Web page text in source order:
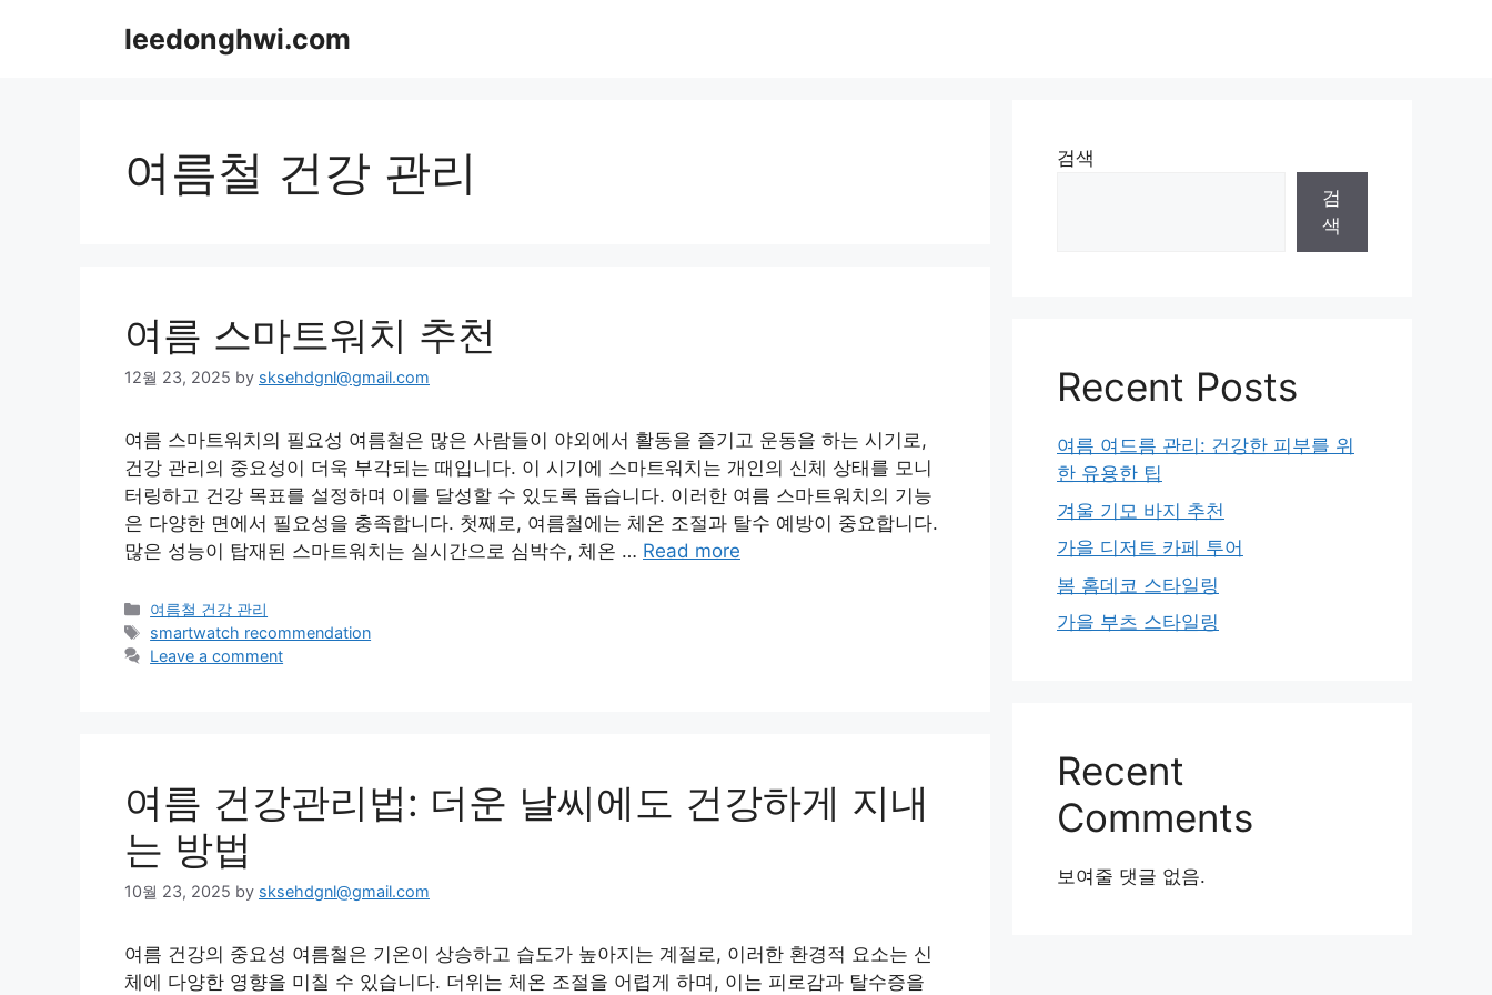
leedonghwi.com
여름철 건강 관리
여름 스마트워치 추천
12월 23, 2025 by sksehdgnl@gmail.com
여름 스마트워치의 필요성 여름철은 많은 사람들이 야외에서 활동을 즐기고 운동을 하는 시기로,
건강 관리의 중요성이 더욱 부각되는 때입니다. 이 시기에 스마트워치는 개인의 신체 상태를 모니
터링하고 건강 목표를 설정하며 이를 달성할 수 있도록 돕습니다. 이러한 여름 스마트워치의 기능
은 다양한 면에서 필요성을 충족합니다. 첫째로, 여름철에는 체온 조절과 탈수 예방이 중요합니다.
많은 성능이 탑재된 스마트워치는 실시간으로 심박수, 체온 … Read more
Categories
여름철 건강 관리
Tags
smartwatch recommendation
Leave a comment
여름 건강관리법: 더운 날씨에도 건강하게 지내
는 방법
10월 23, 2025 by sksehdgnl@gmail.com
여름 건강의 중요성 여름철은 기온이 상승하고 습도가 높아지는 계절로, 이러한 환경적 요소는 신
체에 다양한 영향을 미칠 수 있습니다. 더위는 체온 조절을 어렵게 하며, 이는 피로감과 탈수증을
검색
검
색
Recent Posts
여름 여드름 관리: 건강한 피부를 위
한 유용한 팁
겨울 기모 바지 추천
가을 디저트 카페 투어
봄 홈데코 스타일링
가을 부츠 스타일링
Recent
Comments
보여줄 댓글 없음.